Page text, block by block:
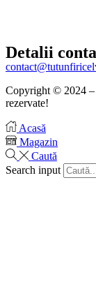
Detalii
Copyright © 2024 –
rezervate!
Acasă
Magazin
Caută
Search input